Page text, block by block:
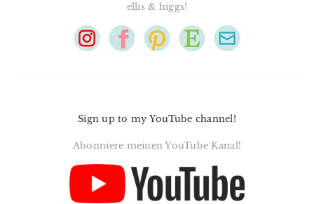
ellis & higgs!
Sign up to my YouTube channel!
Abonniere meinen YouTube Kanal!